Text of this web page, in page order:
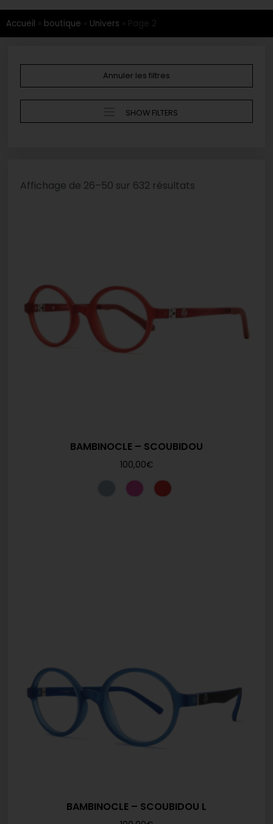
Accueil » boutique » Univers » Page 2
Annuler les filtres
SHOW FILTERS
Affichage de 26–50 sur 632 résultats
BAMBINOCLE – SCOUBIDOU
100,00€
BAMBINOCLE – SCOUBIDOU L